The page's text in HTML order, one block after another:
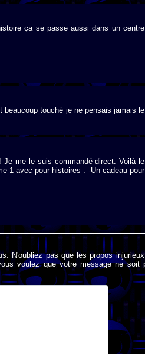
ça se passe aussi dans un centre
beaucoup touché je ne pensais jamais le
Je me le suis commandé direct. Voilà le
1 avec pour histoires : -Un cadeau pour
N'oubliez pas que les propos
voulez que votre message ne soit